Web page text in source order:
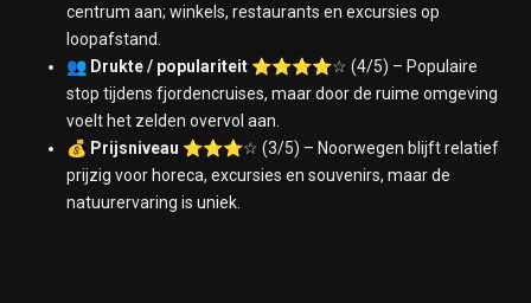
centrum aan; winkels, restaurants en excursies op
loopafstand.
👥 Drukte / populariteit ⭐⭐⭐⭐☆ (4/5) – Populaire
stop tijdens fjordencruises, maar door de ruime omgeving
voelt het zelden overvol aan.
💰 Prijsniveau ⭐⭐⭐☆ (3/5) – Noorwegen blijft relatief
prijzig voor horeca, excursies en souvenirs, maar de
natuurervaring is uniek.